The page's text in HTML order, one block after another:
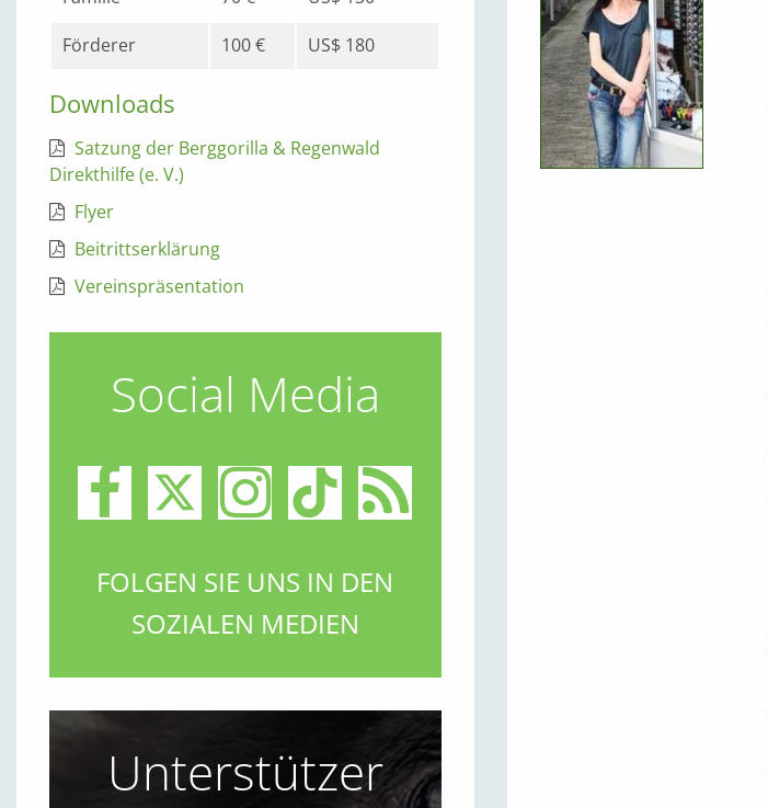
Förderer
100 € US$ 180
Downloads
Satzung der Berggorilla & Regenwald
Direkthilfe (e. V.)
Flyer
Beitrittserklärung
Vereinspräsentation
Social Media
FOLGEN SIE UNS IN DEN
SOZIALEN MEDIEN
Unterstützer